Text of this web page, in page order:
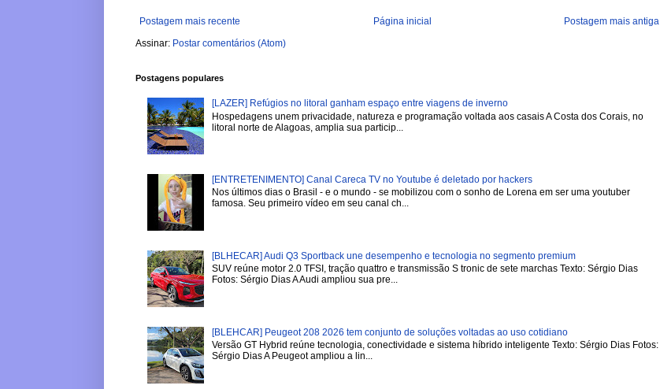
Postagem mais recente Postagem mais antiga
Página inicial
Assinar: Postar comentários (Atom)
Postagens populares
[LAZER] Refúgios no litoral ganham espaço entre viagens de inverno
Hospedagens unem privacidade, natureza e programação voltada aos casais A Costa dos Corais, no
litoral norte de Alagoas, amplia sua particip...
[ENTRETENIMENTO] Canal Careca TV no Youtube é deletado por hackers
Nos últimos dias o Brasil - e o mundo - se mobilizou com o sonho de Lorena em ser uma youtuber
famosa. Seu primeiro vídeo em seu canal ch...
[BLHECAR] Audi Q3 Sportback une desempenho e tecnologia no segmento premium
SUV reúne motor 2.0 TFSI, tração quattro e transmissão S tronic de sete marchas Texto: Sérgio Dias
Fotos: Sérgio Dias A Audi ampliou sua pre...
[BLEHCAR] Peugeot 208 2026 tem conjunto de soluções voltadas ao uso cotidiano
Versão GT Hybrid reúne tecnologia, conectividade e sistema híbrido inteligente Texto: Sérgio Dias Fotos:
Sérgio Dias A Peugeot ampliou a lin...